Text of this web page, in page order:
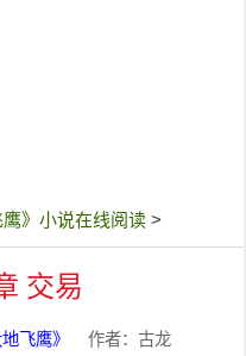
鹰》小说在线阅读 >
交易
地飞鹰》 作者：古龙